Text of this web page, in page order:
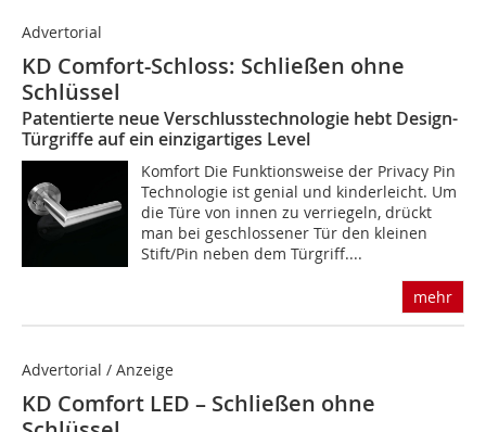
Advertorial
KD Comfort-Schloss: Schließen ohne
Schlüssel
Patentierte neue Verschlusstechnologie hebt Design-
Türgriffe auf ein einzigartiges Level
Komfort Die Funktionsweise der Privacy Pin
Technologie ist genial und kinderleicht. Um
die Türe von innen zu verriegeln, drückt
man bei geschlossener Tür den kleinen
Stift/Pin neben dem Türgriff....
mehr
Advertorial / Anzeige
KD Comfort LED – Schließen ohne